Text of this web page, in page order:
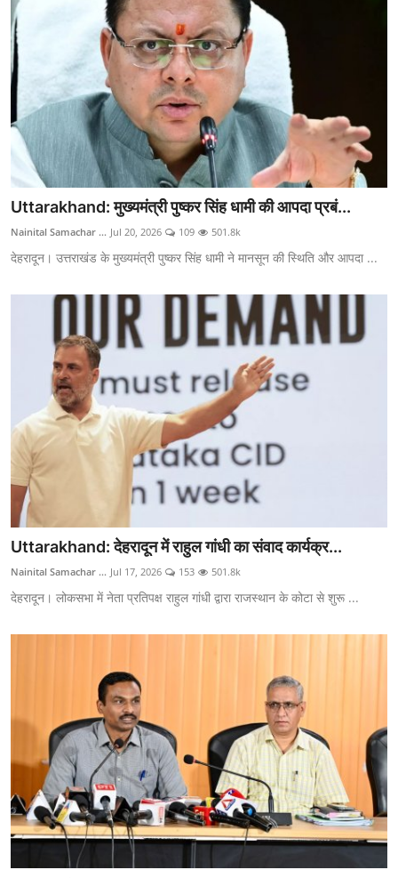
Uttarakhand: मुख्यमंत्री पुष्कर सिंह धामी की आपदा प्रबं...
Nainital Samachar ... Jul 20, 2026 109 501.8k
देहरादून। उत्तराखंड के मुख्यमंत्री पुष्कर सिंह धामी ने मानसून की स्थिति और आपदा ...
Uttarakhand: देहरादून में राहुल गांधी का संवाद कार्यक्र...
Nainital Samachar ... Jul 17, 2026 153 501.8k
देहरादून। लोकसभा में नेता प्रतिपक्ष राहुल गांधी द्वारा राजस्थान के कोटा से शुरू ...